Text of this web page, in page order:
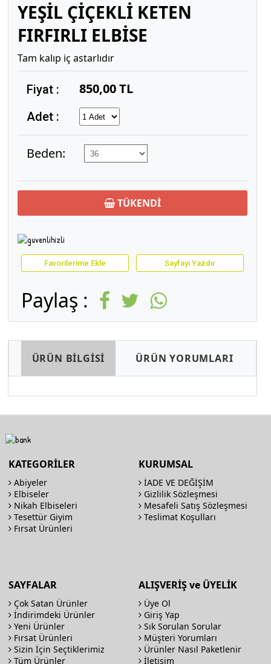
YEŞİL ÇİÇEKLİ KETEN
FIRFIRLI ELBİSE
Tam kalıp iç astarlıdır
Fiyat : 850,00 TL
Adet :
Beden:
TÜKENDİ
Favorilerime Ekle Sayfayı Yazdır
Paylaş :
ÜRÜN BİLGİSİ ÜRÜN YORUMLARI
KATEGORİLER
Abiyeler
Elbiseler
Nikah Elbiseleri
Tesettür Giyim
Fırsat Ürünleri
KURUMSAL
İADE VE DEĞİŞİM
Gizlilik Sözleşmesi
Mesafeli Satış Sözleşmesi
Teslimat Koşulları
SAYFALAR
Çok Satan Ürünler
İndirimdeki Ürünler
Yeni Ürünler
Fırsat Ürünleri
Sizin İçin Seçtiklerimiz
Tüm Ürünler
ALIŞVERİŞ ve ÜYELİK
Üye Ol
Giriş Yap
Sık Sorulan Sorular
Müşteri Yorumları
Ürünler Nasıl Paketlenir
İletişim